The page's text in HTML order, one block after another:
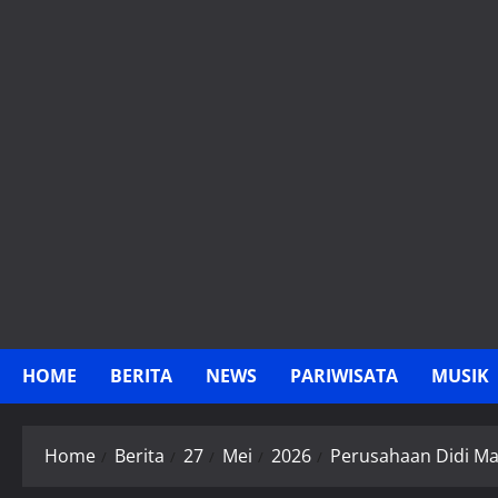
HOME BERITA NEWS PARIWISATA MUSIK
Home Berita 27 Mei 2026 Perusahaan Didi